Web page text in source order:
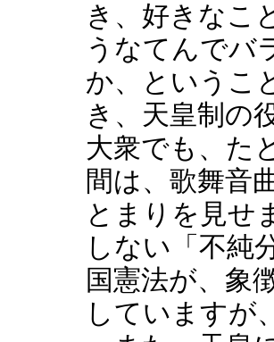
き、好きなこ
うなてんでバ
か、というこ
き、天皇制の
大衆でも、た
間は、歌舞音
とまりを見せ
しない「不純
国憲法が、象
していますが